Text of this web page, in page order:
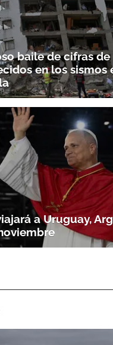
baile de cifras de
en los sismos
a Uruguay,